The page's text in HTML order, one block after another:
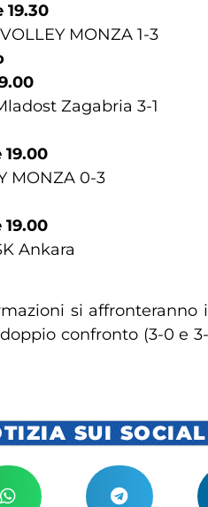
MONZA 1-3
Zagabria 3-1
MONZA 0-3
Ankara
si
confronto (3-0 e
SUI SOCIAL